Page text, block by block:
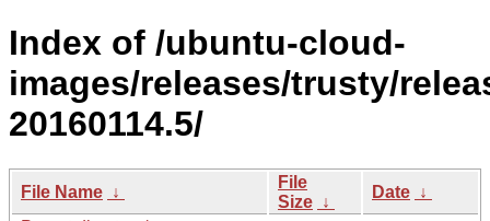
Index of /ubuntu-cloud-
images/releases/trusty/
20160114.5/
File Name ↓
File
Size ↓
Date ↓